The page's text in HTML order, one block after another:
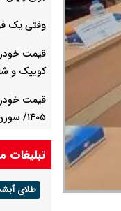
وقتی یک
کوییک و
۱۴۰۵/ سورن پلاس و پژو ۲۰۷ چند؟ + جدول
کیفیت
بازار
تبلیغات
طلای